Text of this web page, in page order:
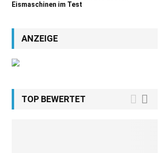
Eismaschinen im Test
ANZEIGE
TOP BEWERTET